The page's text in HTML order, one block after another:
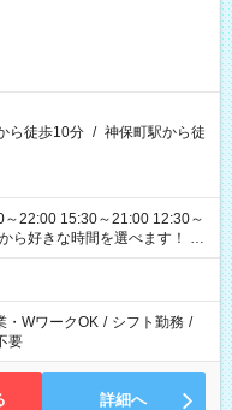
ら徒歩10分 / 神保町駅から徒
22:00 15:30～21:00 12:30～
す
・WワークOK / シフト勤務 /
要
詳細へ